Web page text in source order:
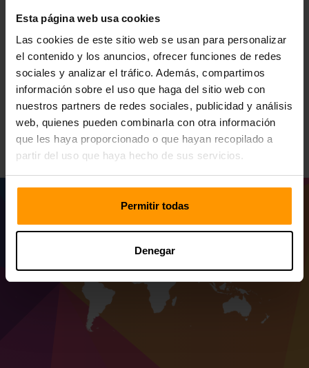
Esta página web usa cookies
Las cookies de este sitio web se usan para personalizar
el contenido y los anuncios, ofrecer funciones de redes
sociales y analizar el tráfico. Además, compartimos
información sobre el uso que haga del sitio web con
nuestros partners de redes sociales, publicidad y análisis
web, quienes pueden combinarla con otra información
que les haya proporcionado o que hayan recopilado a
partir del uso que haya hecho de sus servicios.
Permitir todas
Denegar
que ofrecen una estabilidad inquebrantable en términos de
rendimiento y una base para ayudar a impulsar su
exploración, sus esfuerzos cooperativos y su narración en
los reinos siempre enigmáticos de Everwild.
Elija ScalaCube para Everwild Alojamiento del servidor
definido por la estabilidad, un rendimiento de primer nivel y
una experiencia de juego inigualable.